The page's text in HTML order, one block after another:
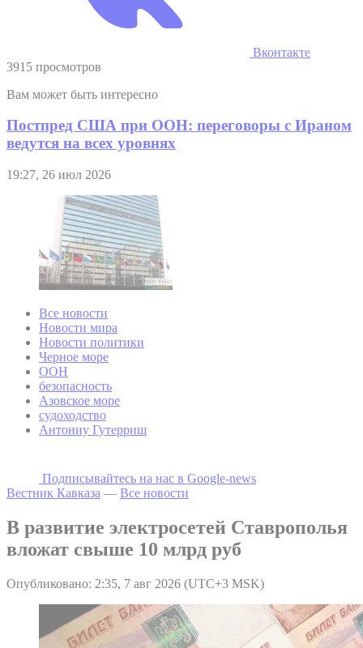
Вконтакте
3915 просмотров
Вам может быть интересно
Постпред США при ООН: переговоры с Ираном
ведутся на всех уровнях
19:27, 26 июл 2026
Все новости
Новости мира
Новости политики
Черное море
ООН
безопасность
Азовское море
судоходство
Антониу Гутерриш
Подписывайтесь на наc в Google-news
Вестник Кавказа — Все новости
В развитие электросетей Ставрополья
вложат свыше 10 млрд руб
Опубликовано: 2:35, 7 авг 2026 (UTC+3 MSK)